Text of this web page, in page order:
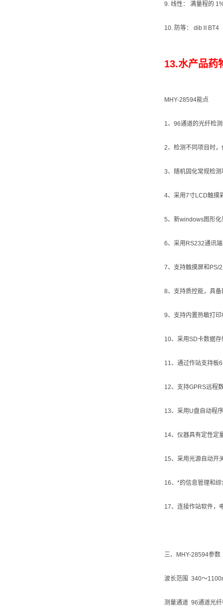
9. 线性： 满量程的
10. 防等： dibⅡBT4
13.水产品药
MHY-28594能点
1、96通道的光纤检
2、检测不同项目时
3、随机固化常规检
4、采用7寸LCD触摸
5、新windows图形
6、采用RS232通讯
7、支持触摸屏和PS/
8、支持质控能，具
9、支持内置热敏打
10、采用SD卡数据
11、通过作站支持板
12、支持GPRS远程
13、采用U盘自动程
14、仪器具有定性定
15、采用光源自动开
16、*的信息管理和
17、连接作站软件，
三、MHY-28594参数
波长范围 340～
测量通道 96通道光